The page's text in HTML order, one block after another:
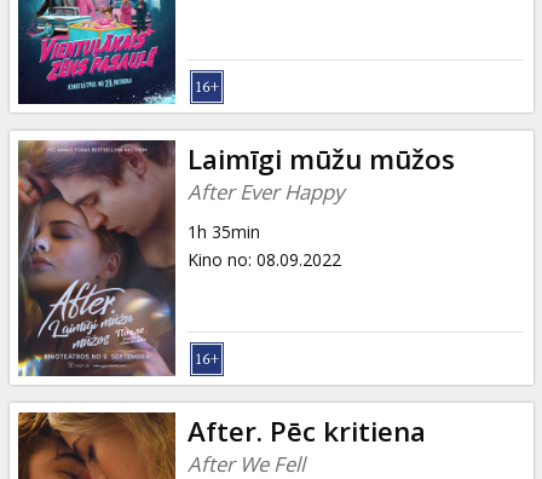
Laimīgi mūžu mūžos
After Ever Happy
1h 35min
Kino no: 08.09.2022
After. Pēc kritiena
After We Fell